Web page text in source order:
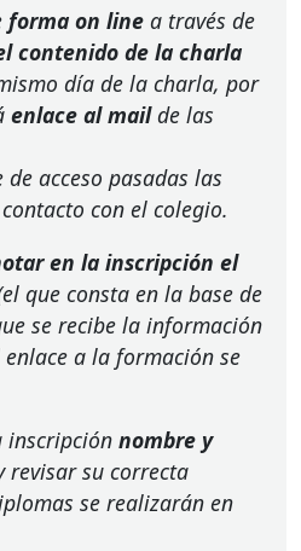
forma on line a través de
contenido de la charla
día de la charla, por
enlace al mailde las
acceso pasadas las
con el colegio.
en la inscripción el
que consta en la base de
se recibe la información
a la formación se
inscripción nombre y
revisar su correcta
se realizarán en